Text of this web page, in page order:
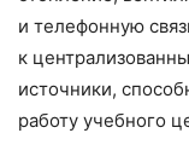
и телефонную
к
источники,
работу учебного